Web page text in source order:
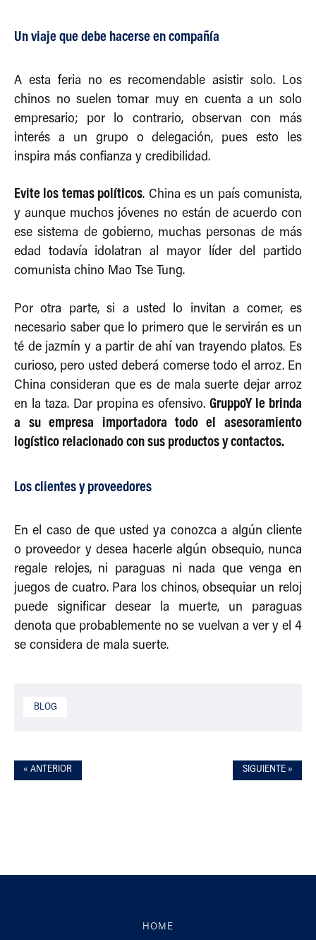
Un viaje que debe hacerse en compañía
A esta feria no es recomendable asistir solo. Los
chinos no suelen tomar muy en cuenta a un solo
empresario; por lo contrario, observan con más
interés a un grupo o delegación, pues esto les
inspira más confianza y credibilidad.
Evite los temas políticos. China es un país comunista,
y aunque muchos jóvenes no están de acuerdo con
ese sistema de gobierno, muchas personas de más
edad todavía idolatran al mayor líder del partido
comunista chino Mao Tse Tung.
Por otra parte, si a usted lo invitan a comer, es
necesario saber que lo primero que le servirán es un
té de jazmín y a partir de ahí van trayendo platos. Es
curioso, pero usted deberá comerse todo el arroz. En
China consideran que es de mala suerte dejar arroz
en la taza. Dar propina es ofensivo.GruppoY le brinda
a su empresa importadora todo el asesoramiento
logístico relacionado con sus productos y contactos.
Los clientes y proveedores
En el caso de que usted ya conozca a algún cliente
o proveedor y desea hacerle algún obsequio, nunca
regale relojes, ni paraguas ni nada que venga en
juegos de cuatro. Para los chinos, obsequiar un reloj
puede significar desear la muerte, un paraguas
denota que probablemente no se vuelvan a ver y el 4
se considera de mala suerte.
BLOG
« ANTERIOR SIGUIENTE »
HOME